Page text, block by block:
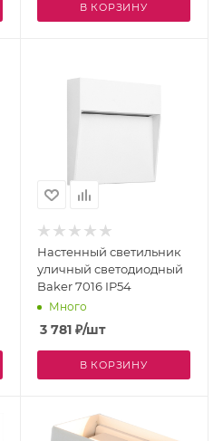
В КОРЗИНУ
Настенный светильник
уличный светодиодный
Baker 7016 IP54
Много
3 781₽/шт
В КОРЗИНУ